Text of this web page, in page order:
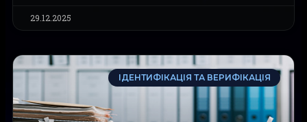
29.12.2025
ІДЕНТИФІКАЦІЯ ТА ВЕРИФІКАЦІЯ